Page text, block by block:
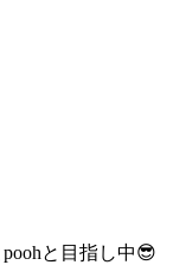
と目指し中😎